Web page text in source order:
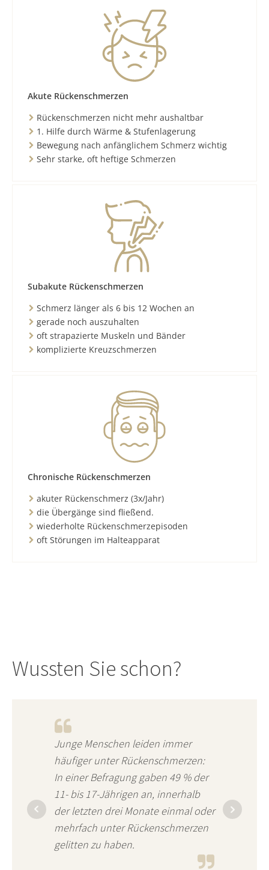
Akute Rückenschmerzen
Rückenschmerzen nicht mehr aushaltbar
1. Hilfe durch Wärme & Stufenlagerung
Bewegung nach anfänglichem Schmerz wichtig
Sehr starke, oft heftige Schmerzen
Subakute Rückenschmerzen
Schmerz länger als 6 bis 12 Wochen an
gerade noch auszuhalten
oft strapazierte Muskeln und Bänder
komplizierte Kreuzschmerzen
Chronische Rückenschmerzen
akuter Rückenschmerz (3x/Jahr)
die Übergänge sind fließend.
wiederholte Rückenschmerzepisoden
oft Störungen im Halteapparat
Wussten Sie schon?
Junge Menschen leiden immer
häufiger unter Rückenschmerzen:
In einer Befragung gaben 49 % der
11- bis 17-Jährigen an, innerhalb
der letzten drei Monate einmal oder
mehrfach unter Rückenschmerzen
gelitten zu haben.